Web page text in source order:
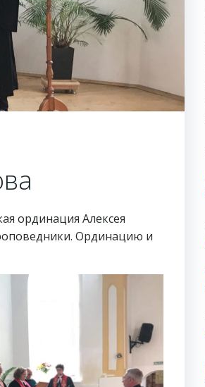
ординация Алексея
Ординацию и